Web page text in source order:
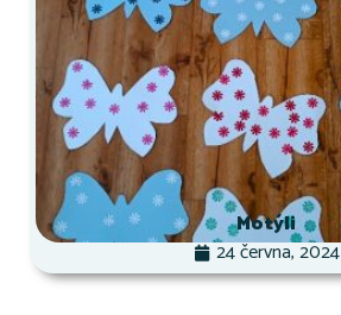
Motýli
24 června, 2024